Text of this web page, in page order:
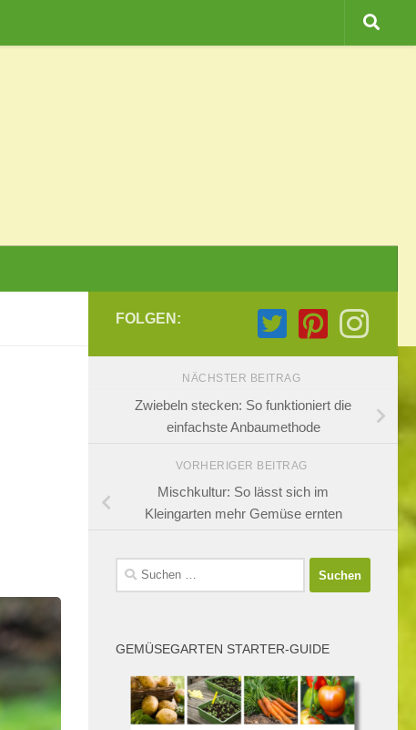
FOLGEN:
NÄCHSTER BEITRAG
Zwiebeln stecken: So funktioniert die
einfachste Anbaumethode
VORHERIGER BEITRAG
Mischkultur: So lässt sich im
Kleingarten mehr Gemüse ernten
Suchen
nach:
GEMÜSEGARTEN STARTER-GUIDE